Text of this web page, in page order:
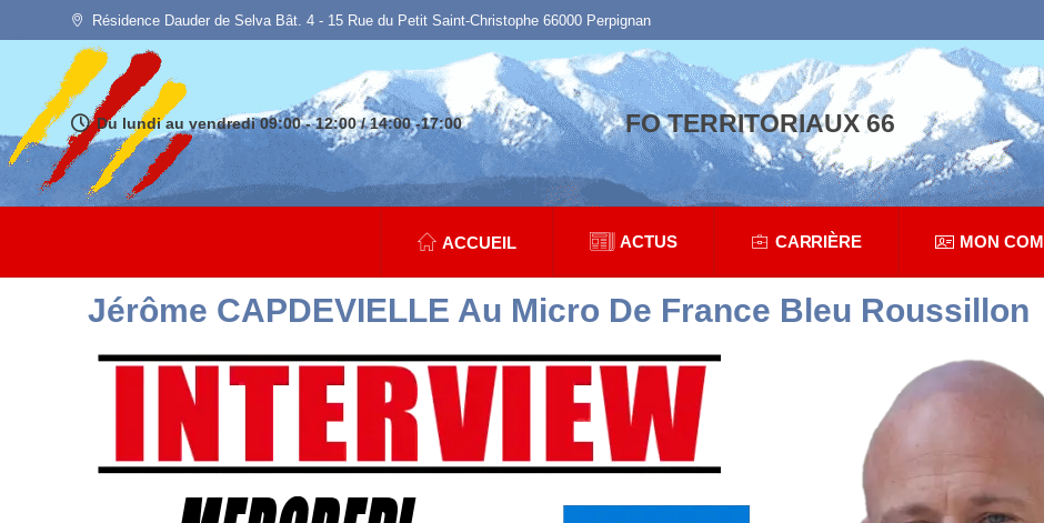
Résidence Dauder de Selva Bât. 4 - 15 Rue du Petit Saint-Christophe 66000 Perpignan
Du lundi au vendredi 09:00 - 12:00 / 14:00 -17:00 FO TERRITORIAUX 66
ACCUEIL ACTUS CARRIÈRE MON
Jérôme CAPDEVIELLE Au Micro De France Bleu Roussillon